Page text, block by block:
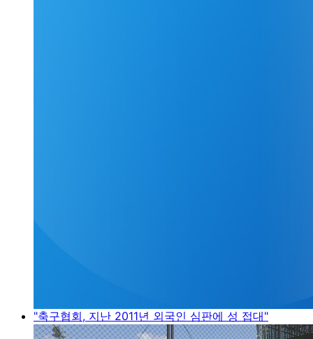
"축구협회, 지난 2011년 외국인 심판에 성 접대"